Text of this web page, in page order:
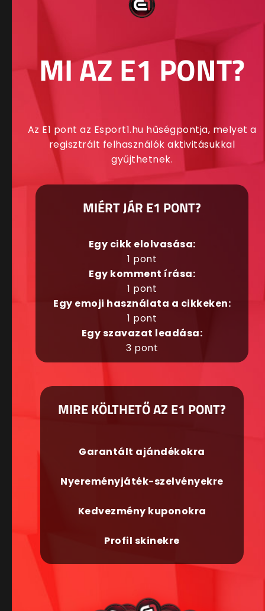
MI AZ E1 PONT?
Az E1 pont az Esport1.hu hűségpontja, melyet a
regisztrált felhasználók aktivitásukkal
gyűjthetnek.
MIÉRT JÁR E1 PONT?
Egy cikk elolvasása:
1 pont
Egy komment írása:
1 pont
Egy emoji használata a cikkeken:
1 pont
Egy szavazat leadása:
3 pont
MIRE KÖLTHETŐ AZ E1 PONT?
Garantált ajándékokra
Nyereményjáték-szelvényekre
Kedvezmény kuponokra
Profil skinekre